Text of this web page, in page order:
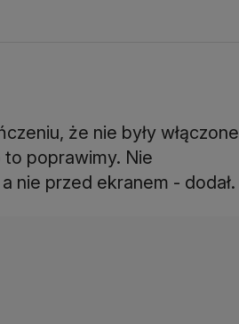
że nie były włączone
to poprawimy. Nie
nie przed ekranem - dodał.